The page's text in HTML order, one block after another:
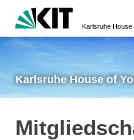
Karlsruhe House of